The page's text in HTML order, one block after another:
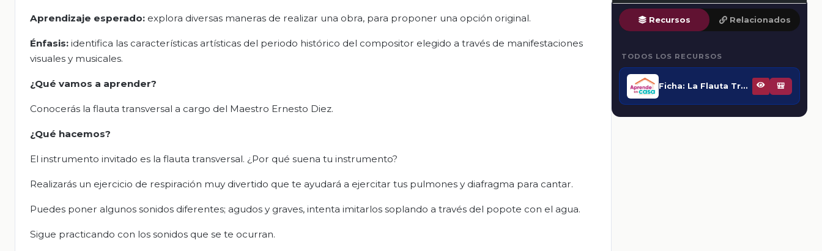
Aprendizaje esperado: explora diversas maneras de realizar una obra, para proponer una opción original.
Énfasis: identifica las características artísticas del periodo histórico del compositor elegido a través de manifestaciones
visuales y musicales.
¿Qué vamos a aprender?
Conocerás la flauta transversal a cargo del Maestro Ernesto Diez.
¿Qué hacemos?
El instrumento invitado es la flauta transversal. ¿Por qué suena tu instrumento?
Realizarás un ejercicio de respiración muy divertido que te ayudará a ejercitar tus pulmones y diafragma para cantar.
Puedes poner algunos sonidos diferentes; agudos y graves, intenta imitarlos soplando a través del popote con el agua.
Sigue practicando con los sonidos que se te ocurran.
Recursos Relacionados
TODOS LOS RECURSOS
Ficha: La Flauta Transversal con Ernesto Diez 🎒